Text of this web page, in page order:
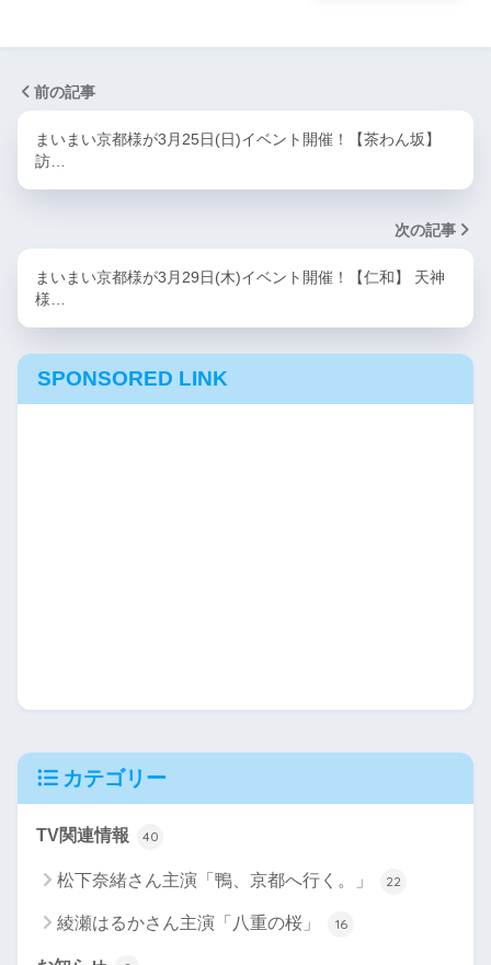
前の記事
まいまい京都様が3月25日(日)イベント開催！【茶わん坂】
訪…
次の記事
まいまい京都様が3月29日(木)イベント開催！【仁和】 天神
様…
SPONSORED LINK
カテゴリー
TV関連情報 40
松下奈緒さん主演「鴨、京都へ行く。」 22
綾瀬はるかさん主演「八重の桜」 16